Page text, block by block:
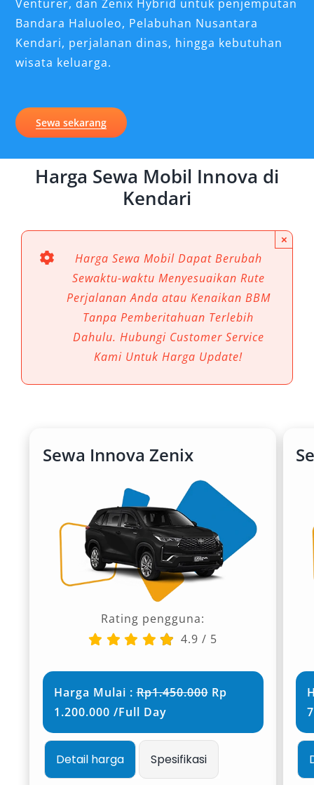
Venturer, dan Zenix Hybrid untuk penjemputan
Bandara Haluoleo, Pelabuhan Nusantara
Kendari, perjalanan dinas, hingga kebutuhan
wisata keluarga.
Sewa sekarang
Harga Sewa Mobil Innova di
Kendari
Harga Sewa Mobil Dapat Berubah
Sewaktu-waktu Menyesuaikan Rute
Perjalanan Anda atau Kenaikan BBM
Tanpa Pemberitahuan Terlebih
Dahulu. Hubungi Customer Service
Kami Untuk Harga Update!
×
Sewa Innova Zenix
Rating pengguna:
4.9 / 5
Harga Mulai :Rp1.450.000Rp
1.200.000 /Full Day
Detail harga Spesifikasi